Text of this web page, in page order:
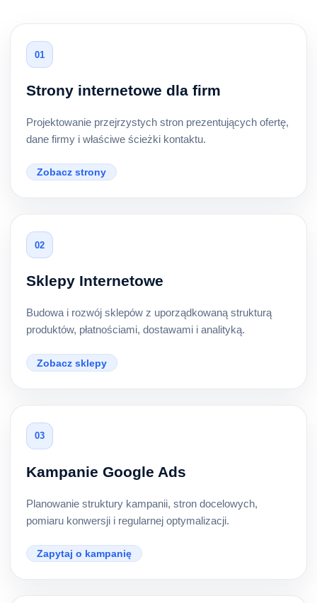
01
Strony internetowe dla firm
Projektowanie przejrzystych stron prezentujących ofertę,
dane firmy i właściwe ścieżki kontaktu.
Zobacz strony
02
Sklepy Internetowe
Budowa i rozwój sklepów z uporządkowaną strukturą
produktów, płatnościami, dostawami i analityką.
Zobacz sklepy
03
Kampanie Google Ads
Planowanie struktury kampanii, stron docelowych,
pomiaru konwersji i regularnej optymalizacji.
Zapytaj o kampanię